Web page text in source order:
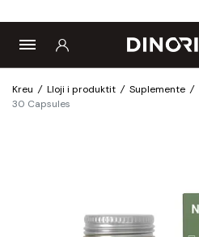
Kreu / Lloji i produktit / Suplemente /
30 Capsules